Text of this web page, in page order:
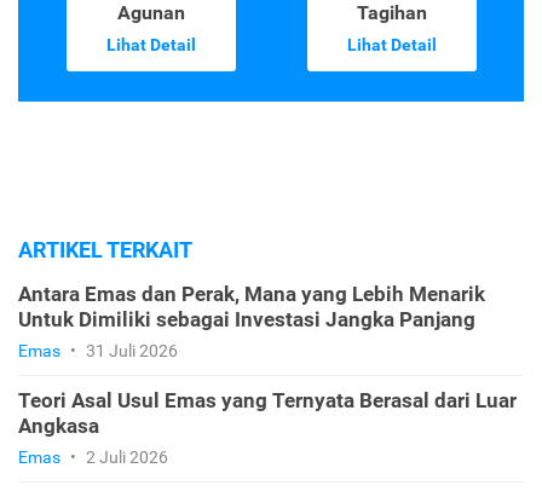
Agunan
Lihat Detail
Tagihan
Lihat Detail
ARTIKEL TERKAIT
Antara Emas dan Perak, Mana yang Lebih Menarik
Untuk Dimiliki sebagai Investasi Jangka Panjang
Emas • 31 Juli 2026
Teori Asal Usul Emas yang Ternyata Berasal dari Luar
Angkasa
Emas • 2 Juli 2026